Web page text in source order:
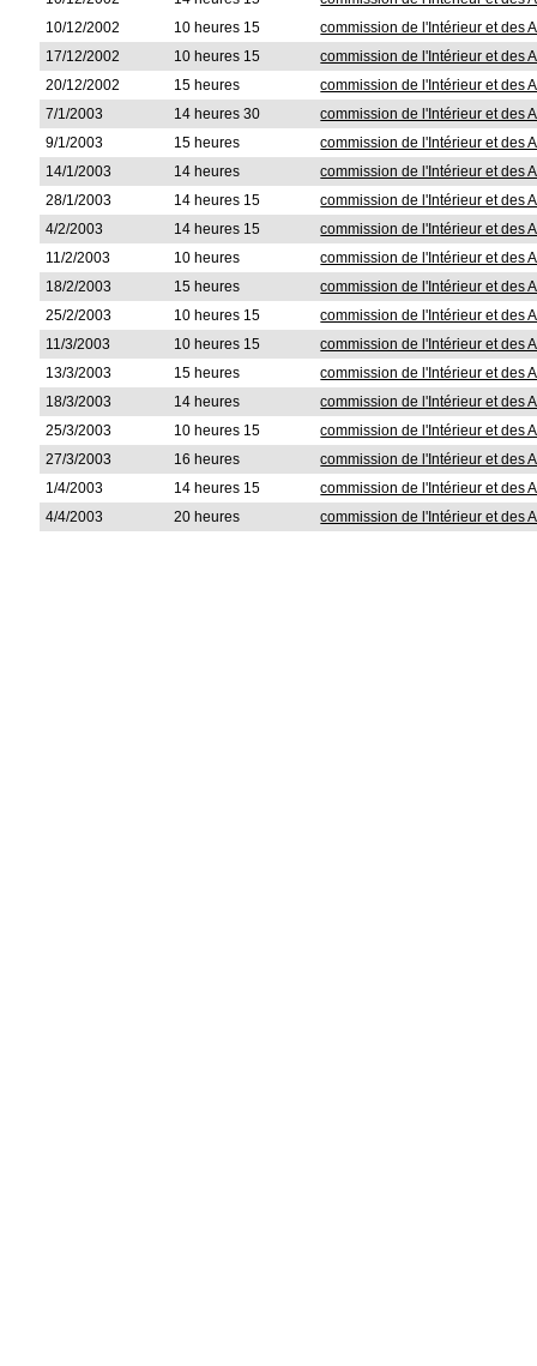
10/12/2002
10 heures 15
commission de l'Intérieur et des
17/12/2002
10 heures 15
commission de l'Intérieur et des
20/12/2002
15 heures
commission de l'Intérieur et des
7/1/2003
14 heures 30
commission de l'Intérieur et des
9/1/2003
15 heures
commission de l'Intérieur et des
14/1/2003
14 heures
commission de l'Intérieur et des
28/1/2003
14 heures 15
commission de l'Intérieur et des
4/2/2003
14 heures 15
commission de l'Intérieur et des
11/2/2003
10 heures
commission de l'Intérieur et des
18/2/2003
15 heures
commission de l'Intérieur et des
25/2/2003
10 heures 15
commission de l'Intérieur et des
11/3/2003
10 heures 15
commission de l'Intérieur et des
13/3/2003
15 heures
commission de l'Intérieur et des
18/3/2003
14 heures
commission de l'Intérieur et des
25/3/2003
10 heures 15
commission de l'Intérieur et des
27/3/2003
16 heures
commission de l'Intérieur et des
1/4/2003
14 heures 15
commission de l'Intérieur et des
4/4/2003
20 heures commission de l'Intérieur et des